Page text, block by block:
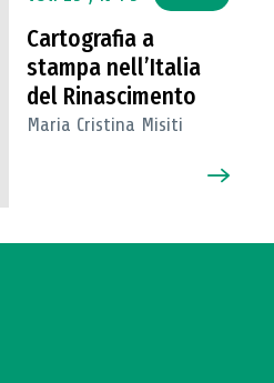
Cartografia a
stampa nell’Italia
del Rinascimento
Maria Cristina Misiti